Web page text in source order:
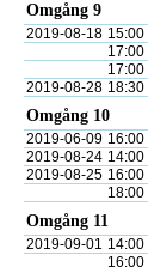
Omgång 9
2019-08-18 15:00
17:00
17:00
2019-08-28 18:30
Omgång 10
2019-06-09 16:00
2019-08-24 14:00
2019-08-25 16:00
18:00
Omgång 11
2019-09-01 14:00
16:00